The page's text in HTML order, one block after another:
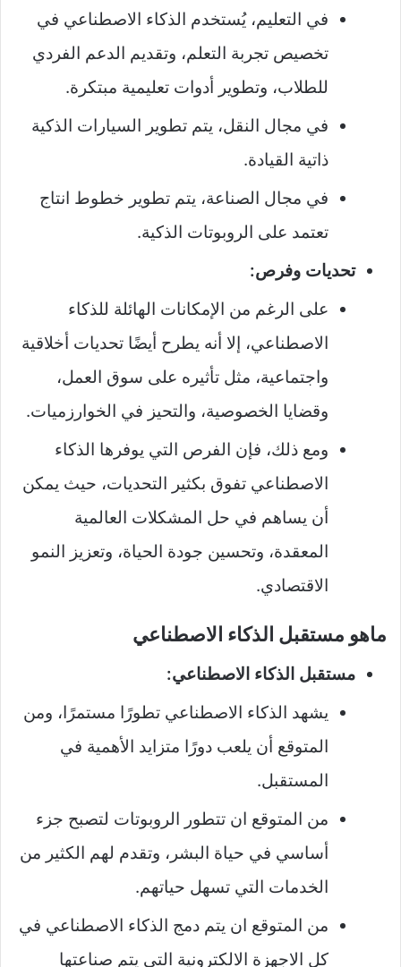
في التعليم، يُستخدم الذكاء الاصطناعي في
تخصيص تجربة التعلم، وتقديم الدعم الفردي
للطلاب، وتطوير أدوات تعليمية مبتكرة.
في مجال النقل، يتم تطوير السيارات الذكية
ذاتية القيادة.
في مجال الصناعة، يتم تطوير خطوط انتاج
تعتمد على الروبوتات الذكية.
تحديات وفرص:
على الرغم من الإمكانات الهائلة للذكاء
الاصطناعي، إلا أنه يطرح أيضًا تحديات أخلاقية
واجتماعية، مثل تأثيره على سوق العمل،
وقضايا الخصوصية، والتحيز في الخوارزميات.
ومع ذلك، فإن الفرص التي يوفرها الذكاء
الاصطناعي تفوق بكثير التحديات، حيث يمكن
أن يساهم في حل المشكلات العالمية
المعقدة، وتحسين جودة الحياة، وتعزيز النمو
الاقتصادي.
ماهو مستقبل الذكاء الاصطناعي
مستقبل الذكاء الاصطناعي:
يشهد الذكاء الاصطناعي تطورًا مستمرًا، ومن
المتوقع أن يلعب دورًا متزايد الأهمية في
المستقبل.
من المتوقع ان تتطور الروبوتات لتصبح جزء
أساسي في حياة البشر، وتقدم لهم الكثير من
الخدمات التي تسهل حياتهم.
من المتوقع ان يتم دمج الذكاء الاصطناعي في
كل الاجهزة الالكترونية التي يتم صناعتها